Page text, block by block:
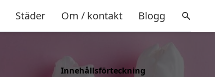
Städer Om / kontakt Blogg
Innehållsförteckning